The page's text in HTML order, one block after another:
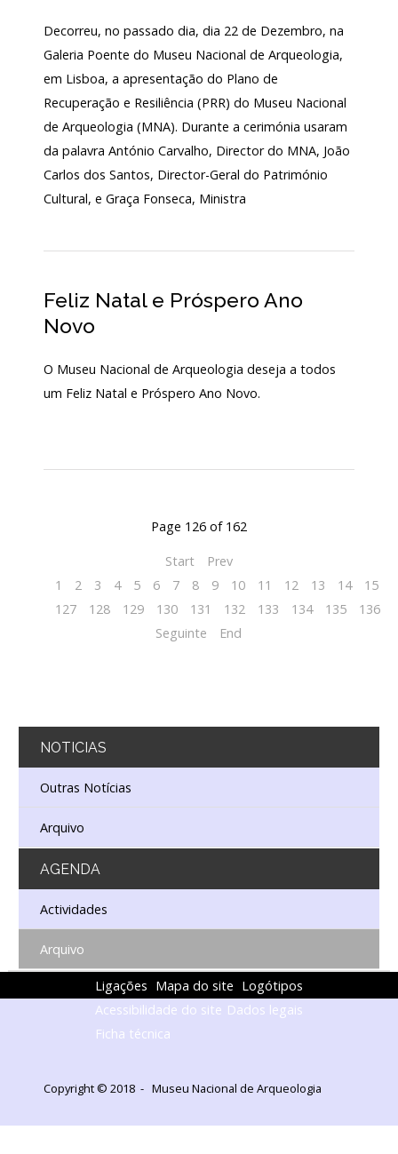
Decorreu, no passado dia, dia 22 de Dezembro, na
Galeria Poente do Museu Nacional de Arqueologia,
em Lisboa, a apresentação do Plano de
Recuperação e Resiliência (PRR) do Museu Nacional
de Arqueologia (MNA). Durante a cerimónia usaram
da palavra António Carvalho, Director do MNA, João
Carlos dos Santos, Director-Geral do Património
Cultural, e Graça Fonseca, Ministra
Feliz Natal e Próspero Ano
Novo
O Museu Nacional de Arqueologia deseja a todos
um Feliz Natal e Próspero Ano Novo.
Page 126 of 162
Start
Prev
1
2 3 4 5 6 7 8 9 10 11 12 13 14 15
127
128 129 130 131 132 133 134 135 136
Seguinte
End
NOTICIAS
Outras Notícias
Arquivo
AGENDA
Actividades
Arquivo
Ligações Mapa do site Logótipos
Acessibilidade do site Dados legais
Ficha técnica
Copyright © 2018 - Museu Nacional de Arqueologia